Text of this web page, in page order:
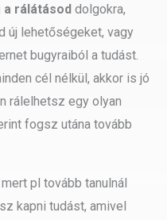
rálátásod dolgokra,
új lehetőségeket, vagy
bugyraiból a tudást.
cél nélkül, akkor is jó
rálelhetsz egy olyan
fogsz utána tovább
pl tovább tanulnál
kapni tudást, amivel